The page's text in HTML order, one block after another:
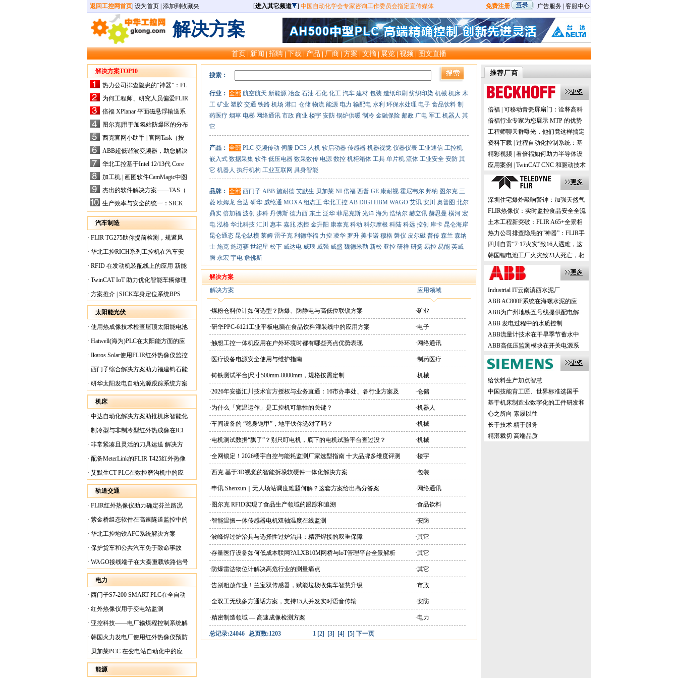
返回工控网首页 设为首页 添加到收藏夹 [进入其它频道 ] 中国自动化学会专家咨询工作委员会指定宣传媒体 免费注册 广告服务 客服中心
解决方案
首页|新闻|招聘|下载|产品|厂商|方案|文摘|展览|视频|图文直播
解决方案TOP10
热力公司排查隐患的“神器”：FL
IR手持式热像仪，高效精准！
为何工程师、研究人员偏爱FLIR
X-HS系列热像仪？精准高效是
关键
倍福 XPlanar 平面磁悬浮输送系
统的创新应用
图尔克|用于加氢站防爆区的分布
式I/O解决方案
西克官网小助手 | 官网Task（按
任务选型）更新预告
ABB超低谐波变频器，助您解决
电气设备运行难题！
华北工控基于Intel 12/13代 Core
的ATX-6159嵌入式主板，推进
机器人市场
加工机 | 画图软件CamMagic中图
层整合的问题
杰出的软件解决方案——TAS（
Turck Automation Suite）
生产效率与安全的统一：SICK
关于机器人技术传感器解决方案
的采访
汽车制造
· FLIR TG275助你提前检测，规避风
险！
· 华北工控RICH系列工控机在汽车安
全检测行业中的应用
· RFID 在发动机装配线上的应用 新能
源汽车爆炸频发？
· TwinCAT IoT 助力优化智能车辆修理
· 方案推介 | SICK车身定位系统BPS
太阳能光伏
· 使用热成像技术检查屋顶太阳能电池
板
· Haiwell(海为)PLC在太阳能方面的应
用
· Ikaros Solar使用FLIR红外热像仪监控
已装太阳能电池板
· 西门子综合解决方案助力福建钧石能
源飞速发展
· 研华太阳发电自动光源跟踪系统方案
机床
· 中达自动化解决方案助推机床智能化
升级
· 制冷型与非制冷型红外热成像在ICI
工厂内完美配合
· 非常紧凑且灵活的刀具运送 解决方
案
· 配备MeterLink的FLIR T425红外热像
仪帮助Medite Europe Ltd加快红外检测
工作速度
· 艾默生CT PLC在数控磨沟机中的应
用
轨道交通
· FLIR红外热像仪助力确定芬兰路况
· 紫金桥组态软件在高速隧道监控中的
应用
· 华北工控地铁AFC系统解决方案
· 保护货车和公共汽车免于致命事故
· WAGO接线端子在大秦重载铁路信号
楼设备中的应用
电力
· 西门子S7-200 SMART PLC在全自动
蓄电池短路内阻检测机上的应用
· 红外热像仪用于变电站监测
· 亚控科技——电厂输煤程控制系统解
决方案
· 韩国火力发电厂使用红外热像仪预防
火灾
· 贝加莱PCC 在变电站自动化中的应
用
能源
搜索：
行业： 全部 航空航天 新能源 冶金 石油 石化 化工 汽车 建材 包装 造纸印刷 纺织印染 机械 机床 木
工 矿业 塑胶 交通 铁路 机场 港口 仓储 物流 能源 电力 输配电 水利 环保水处理 电子 食品饮料 制
药医疗 烟草 电梯 网络通讯 市政 商业 楼宇 安防 锅炉供暖 制冷 金融保险 邮政 广电 军工 机器人 其
它
产品： 全部 PLC 变频传动 伺服 DCS 人机 软启动器 传感器 机器视觉 仪器仪表 工业通信 工控机
嵌入式 数据采集 软件 低压电器 数采数传 电源 数控 机柜箱体 工具 单片机 流体 工业安全 安防 其
它 机器人 执行机构 工业互联网 具身智能
品牌： 全部 西门子 ABB 施耐德 艾默生 贝加莱 NI 倍福 西普 GE 康耐视 霍尼韦尔 邦纳 图尔克 三
菱 欧姆龙 台达 研华 威纶通 MOXA 组态王 华北工控 AB DIGI HBM WAGO 艾讯 安川 奥普图 北尔
鼎实 倍加福 波创 步科 丹佛斯 德力西 东土 泛华 菲尼克斯 光洋 海为 浩纳尔 赫立讯 赫思曼 横河 宏
电 泓格 华北科技 汇川 惠丰 嘉兆 杰控 金升阳 康泰克 科动 科尔摩根 科陆 科远 控创 库卡 昆仑海岸
昆仑通态 昆仑纵横 莱姆 雷子克 利德华福 力控 凌华 罗升 美卡诺 穆格 磐仪 皮尔磁 普传 森兰 森纳
士 施克 施迈赛 世纪星 松下 威达电 威琅 威强 威盛 魏德米勒 新松 亚控 研祥 研扬 易控 易能 英威
腾 永宏 宇电 詹佛斯
解决方案
解决方案
应用领域
·煤粉仓料位计如何选型？防爆、防静电与高低位联锁方案 ·矿业
·研华PPC-6121工业平板电脑在食品饮料灌装线中的应用方案 ·电子
·触想工控一体机应用在户外环境时都有哪些亮点优势表现 ·网络通讯
·医疗设备电源安全使用与维护指南 ·制药医疗
·铸铁测试平台|尺寸500mm-8000mm，规格按需定制 ·机械
·2026年安徽汇川技术官方授权与业务直通：16市办事处、各行业方案及
现货直供平台
·仓储
·为什么「宽温运作」是工控机可靠性的关键？ ·机器人
·车间设备的 “稳身铠甲”，地平铁你选对了吗？ ·机械
·电机测试数据“飘了”？别只盯电机，底下的电机试验平台查过没？ ·机械
·全网锁定！2026楼宇自控与能耗监测厂家选型指南 十大品牌多维度评测 ·楼宇
·西克 基于3D视觉的智能拆垛软硬件一体化解决方案 ·包装
·申讯 Shenxun｜无人场站调度难题何解？这套方案给出高分答案 ·网络通讯
·图尔克 RFID实现了食品生产领域的跟踪和追溯 ·食品饮料
·智能温振一体传感器电机双轴温度在线监测 ·安防
·波峰焊过炉治具与选择性过炉治具：精密焊接的双重保障 ·其它
·存量医疗设备如何低成本联网?ALXB10M网桥与loT管理平台全景解析 ·其它
·防爆雷达物位计解决高危行业的测量痛点 ·其它
·告别粗放作业！兰宝双传感器，赋能垃圾收集车智慧升级 ·市政
·全双工无线多方通话方案，支持15人并发实时语音传输 ·安防
·精密制造领域 — 高速成像检测方案 ·电力
总记录:24046 总页数:1203 1 [2] [3] [4] [5] 下一页
倍福 | 可移动青瓷屏扇门：诠释高科
技与历史的交融
倍福行业专家为您展示 MTP 的优势
及应用
工程师聊天群曝光，他们竟这样搞定
机器视觉！
资料下载 | 过程自动化控制系统：基
于 PC 的控制技术
精彩视频 | 看倍福如何助力半导体设
备的国产化
应用案例 | TwinCAT CNC 和驱动技术
在数控机床加工中的应用
深圳住宅爆炸敲响警钟：加强天然气
预防性检测更安全！
FLIR热像仪：实时监控食品安全全流
程，助力提升消费者信任！
土木工程新突破：FLIR A65+全景相
机，创新方案震撼业界！
热力公司排查隐患的“神器”：FLIR手
持式热像仪，高效精准！
四川自贡“7·17火灾”致16人遇难，这
样的事故该如何有效避免？
韩国锂电池工厂火灾致23人死亡，相
关企业该如何有效避免？
Industrial IT云南滇西水泥厂
ABB AC800F系统在海螺水泥的应
ABB为广州地铁五号线提供配电解
ABB 发电过程中的水质控制
ABB流量计技术在干旱季节蓄水中
ABB高低压监测模块在开关电源系
给饮料生产加点智慧
中国技能育工匠、世界标准选国手
基于机床制造业数字化的工件研发和
生产
心之所向 素履以往
长于技术 精于服务
精湛裁切 高端品质